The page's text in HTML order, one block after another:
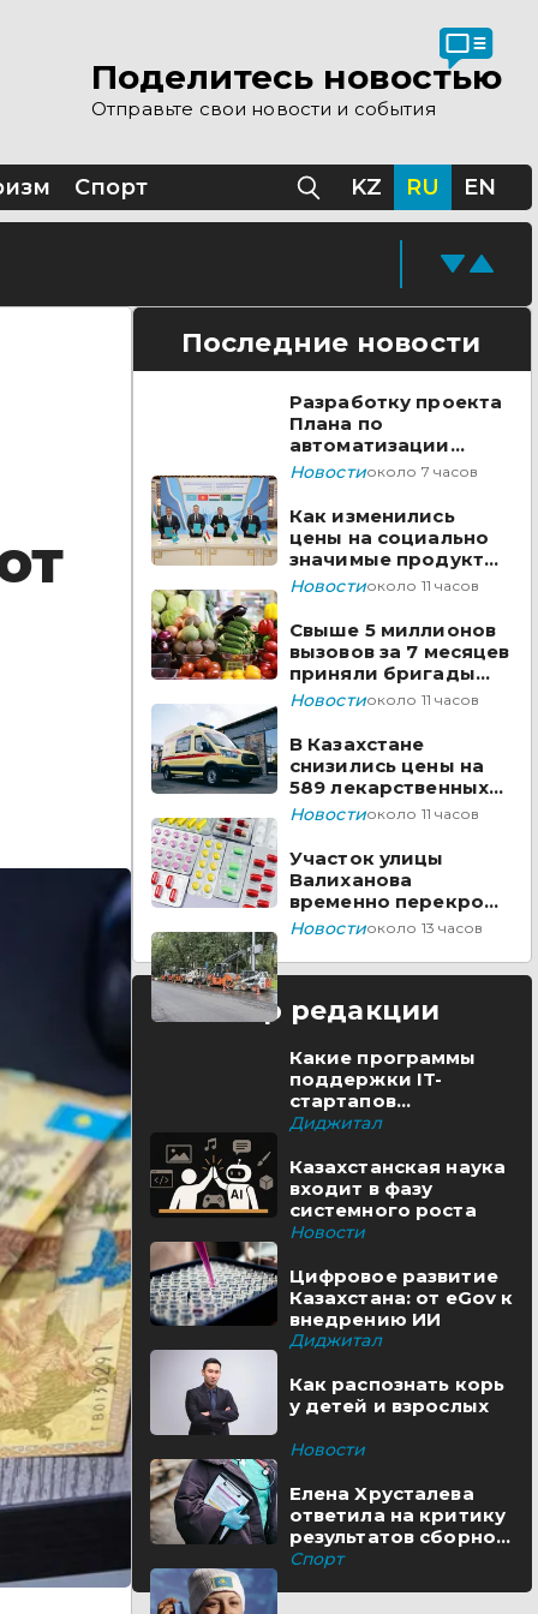
Поделитесь новостью
Отправьте свои новости и события
Спорт KZ RU EN
Последние новости
Разработку проекта
Плана по
автоматизации
учета воды в
Сырдарья одобрили
государства ЦА
Новостиоколо 7 часов
Как изменились
цены на социально
значимые продукты
за неделю
Новостиоколо 11 часов
Свыше 5 миллионов
вызовов за 7 месяцев
приняли бригады
скорой помощи
Новостиоколо 11 часов
В Казахстане
снизились цены на
589 лекарственных
препаратов
Новостиоколо 11 часов
Участок улицы
Валиханова
временно перекроют
в Астане
Новостиоколо 13 часов
Выбор редакции
Какие программы
поддержки IT-
стартапов
реализуются в
Диджитал
Казахстанская наука
входит в фазу
системного роста
Новости
Цифровое развитие
Казахстана: от eGov к
внедрению ИИ
Диджитал
Как распознать корь
у детей и взрослых
Новости
Елена Хрусталева
ответила на критику
результатов сборной
Казахстана
Спорт